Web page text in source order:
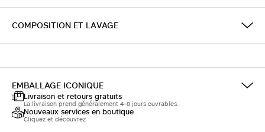
COMPOSITION ET LAVAGE
EMBALLAGE ICONIQUE
Livraison et retours gratuits
La livraison prend généralement 4-8 jours ouvrables.
Nouveaux services en boutique
Cliquez et découvrez